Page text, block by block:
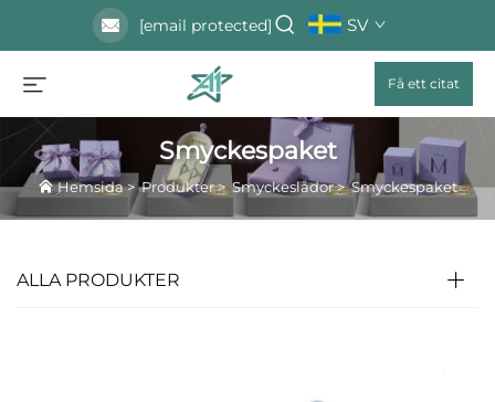
[email protected] SV
Få ett citat
Smyckespaket
Hemsida>Produkter>Smyckeslådor>Smyckespaket
ALLA PRODUKTER